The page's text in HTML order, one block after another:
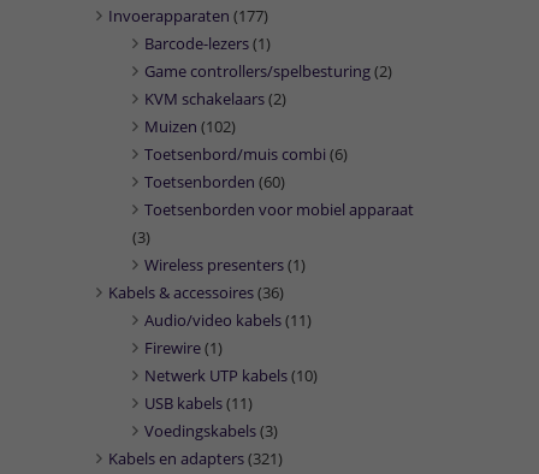
Invoerapparaten (177)
Barcode-lezers(1)
Game controllers/spelbesturing(2)
KVM schakelaars(2)
Muizen (102)
Toetsenbord/muis combi (6)
Toetsenborden (60)
Toetsenborden voor mobiel apparaat
(3)
Wireless presenters(1)
Kabels & accessoires(36)
Audio/video kabels(11)
Firewire(1)
Netwerk UTP kabels(10)
USB kabels(11)
Voedingskabels(3)
Kabels en adapters(321)